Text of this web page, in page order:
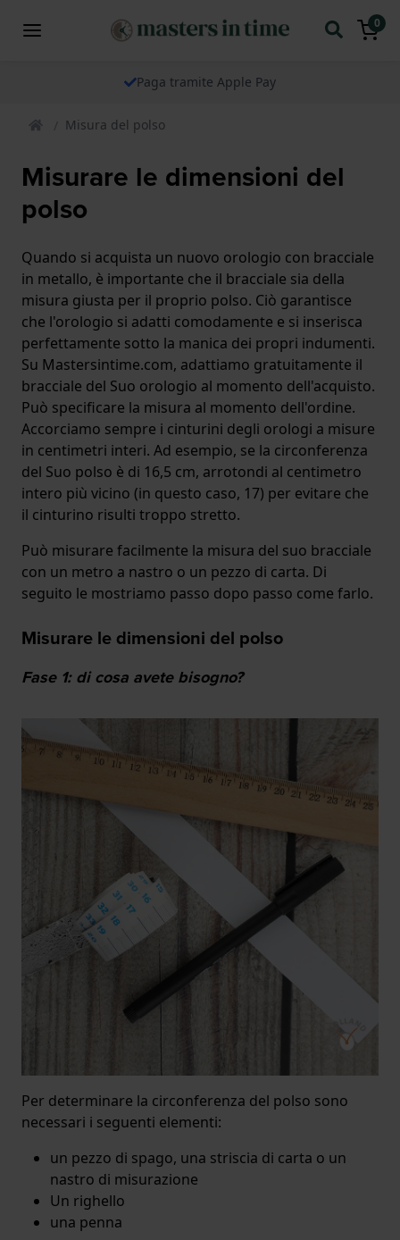
0
Paga tramite Apple Pay
Misura del polso
Misurare le dimensioni del
polso
Quando si acquista un nuovo orologio con bracciale
in metallo, è importante che il bracciale sia della
misura giusta per il proprio polso. Ciò garantisce
che l'orologio si adatti comodamente e si inserisca
perfettamente sotto la manica dei propri indumenti.
Su Mastersintime.com, adattiamo gratuitamente il
bracciale del Suo orologio al momento dell'acquisto.
Può specificare la misura al momento dell'ordine.
Accorciamo sempre i cinturini degli orologi a misure
in centimetri interi. Ad esempio, se la circonferenza
del Suo polso è di 16,5 cm, arrotondi al centimetro
intero più vicino (in questo caso, 17) per evitare che
il cinturino risulti troppo stretto.
Può misurare facilmente la misura del suo bracciale
con un metro a nastro o un pezzo di carta. Di
seguito le mostriamo passo dopo passo come farlo.
Misurare le dimensioni del polso
Fase 1: di cosa avete bisogno?
Per determinare la circonferenza del polso sono
necessari i seguenti elementi:
un pezzo di spago, una striscia di carta o un
nastro di misurazione
Un righello
una penna